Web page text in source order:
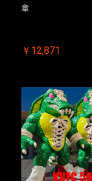
章
￥12,871